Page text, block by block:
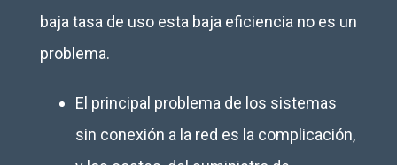
baja tasa de uso esta baja eficiencia no es un
problema.
El principal problema de los sistemas
sin conexión a la red es la complicación,